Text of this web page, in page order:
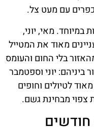
עם מעט צל.
במיוחד. מאי, יוני,
מאוד את המטייל
בלי החום והעומס
יוני וספטמבר
לטיולים וחופים
צפוי מבחינת גשם.